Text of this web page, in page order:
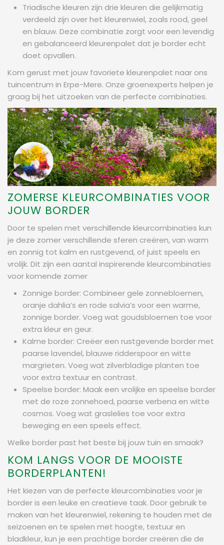
Triadische kleuren zijn drie kleuren die gelijkmatig
verdeeld zijn over het kleurenwiel, zoals rood, geel
en blauw. Deze combinatie zorgt voor een levendig
en gebalanceerd kleurenpalet dat je border echt
doet opvallen.
Kom gerust met jouw favoriete kleurenpalet naar ons
tuincentrum in Erpe-Mere. Onze groenexperts helpen je
graag bij het uitzoeken van de perfecte combinaties.
ZOMERSE KLEURCOMBINATIES VOOR
JOUW BORDER
Door te spelen met verschillende kleurcombinaties kun
je deze zomer verschillende sferen creëren, van warm
en zonnig tot kalm en rustgevend, of juist speels en
vrolijk. Dit zijn een aantal inspirerende kleurcombinaties
voor komende zomer
Zonnige border: Combineer gele zonnebloemen,
oranje dahlia’s en rode salvia’s voor een warme,
zonnige border. Voeg wat goudsbloemen toe voor
extra kleur en geur.
Kalme border: Creëer een rustgevende border met
paarse lavendel, blauwe ridderspoor en witte
margrieten. Voeg wat zilverbladige planten toe
voor extra textuur en contrast.
Speelse border: Maak een vrolijke en speelse border
met de roze zonnehoed, paarse verbena en witte
cosmos. Voeg wat graslelies toe voor extra
beweging en een speels effect.
Welke border past het beste bij jouw tuin en smaak?
KOM LANGS VOOR DE MOOISTE
BORDERPLANTEN!
Het kiezen van de perfecte kleurcombinaties voor je
border is een leuke en creatieve taak. Door gebruik te
maken van het kleurenwiel, rekening te houden met de
seizoenen en te spelen met hoogte, textuur en
bladkleur, kun je een prachtige border creëren die de